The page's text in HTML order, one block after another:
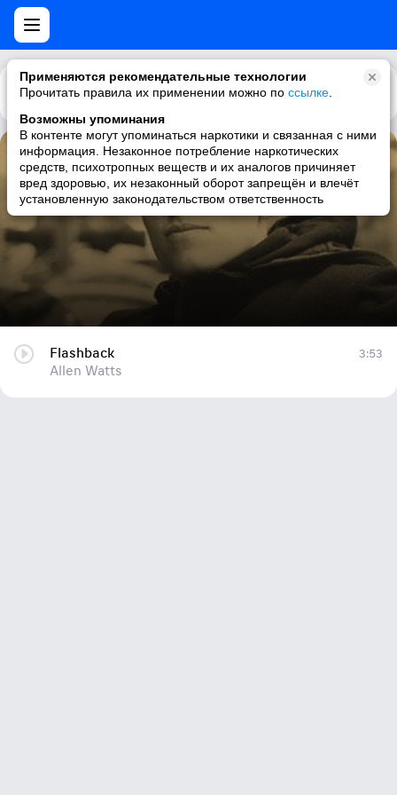
Применяются рекомендательные технологии
Прочитать правила их применении можно по ссылке
Возможны упоминания
В контенте могут упоминаться наркотики и связанная с ними
информация. Незаконное потребление наркотических
средств, психотропных веществ и их аналогов причиняет
вред здоровью, их незаконный оборот запрещён и влечёт
установленную законодательством ответственность
Каталог Рекомендации
Flashback
Allen Watts
Flashback
Allen Watts
3:53